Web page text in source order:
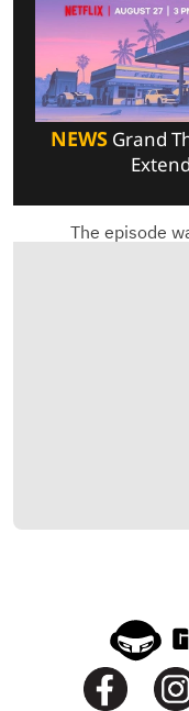
NEWS Grand